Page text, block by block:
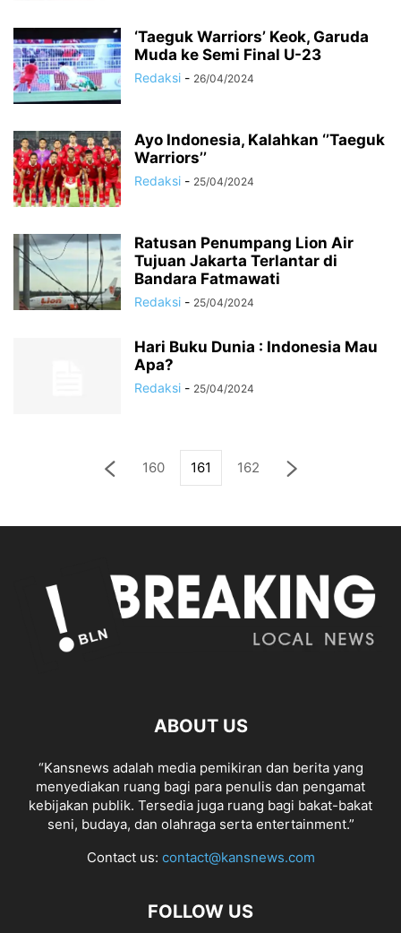
‘Taeguk Warriors’ Keok, Garuda
Muda ke Semi Final U-23
Redaksi - 26/04/2024
Ayo Indonesia, Kalahkan ‘’Taeguk
Warriors’’
Redaksi - 25/04/2024
Ratusan Penumpang Lion Air
Tujuan Jakarta Terlantar di
Bandara Fatmawati
Redaksi - 25/04/2024
Hari Buku Dunia : Indonesia Mau
Apa?
Redaksi - 25/04/2024
160 161 162
ABOUT US
“Kansnews adalah media pemikiran dan berita yang
menyediakan ruang bagi para penulis dan pengamat
kebijakan publik. Tersedia juga ruang bagi bakat-bakat
seni, budaya, dan olahraga serta entertainment.”
Contact us: contact@kansnews.com
FOLLOW US